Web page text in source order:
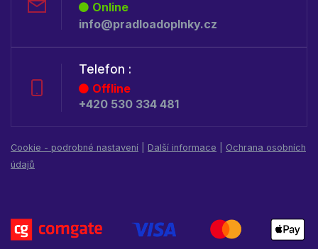
Online
info@pradloadoplnky.cz
Telefon :
Offline
+420 530 334 481
Cookie - podrobné nastavení Další informace
Ochrana osobních
údajů